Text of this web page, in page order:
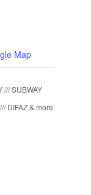
Map
/// SUBWAY
DIFAZ & more